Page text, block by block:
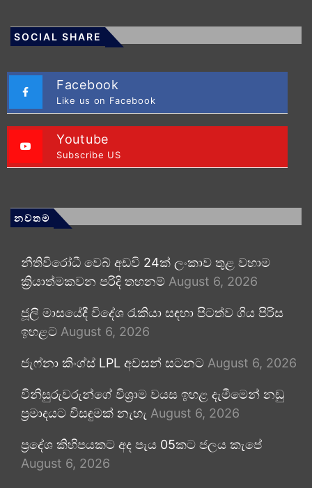
SOCIAL SHARE
Facebook
Like us on Facebook
Youtube
Subscribe US
නවතම
නීතිවිරෝධී වෙබ් අඩවි 24ක් ලංකාව තුළ වහාම
ක්‍රියාත්මකවන පරිදි තහනම් August 6, 2026
ජූලි මාසයේදී විදේශ රැකියා සඳහා පිටත්ව ගිය පිරිස
ඉහළට August 6, 2026
ජැෆ්නා කිංග්ස් LPL අවසන් සටනට August 6, 2026
විනිසුරුවරුන්ගේ විශ්‍රාම වයස ඉහළ දැමීමෙන් නඩු
ප්‍රමාදයට විසඳුමක් නැහැ August 6, 2026
ප්‍රදේශ කිහිපයකට අද පැය 05කට ජලය කැපේ
August 6, 2026